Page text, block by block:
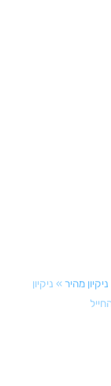
»ניקיון